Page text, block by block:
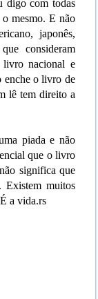
digo com todas
o mesmo. E não
japonês,
consideram
livro nacional e
enche o livro de
lê tem direito a
piada e não
que o livro
significa que
Existem muitos
a vida.rs